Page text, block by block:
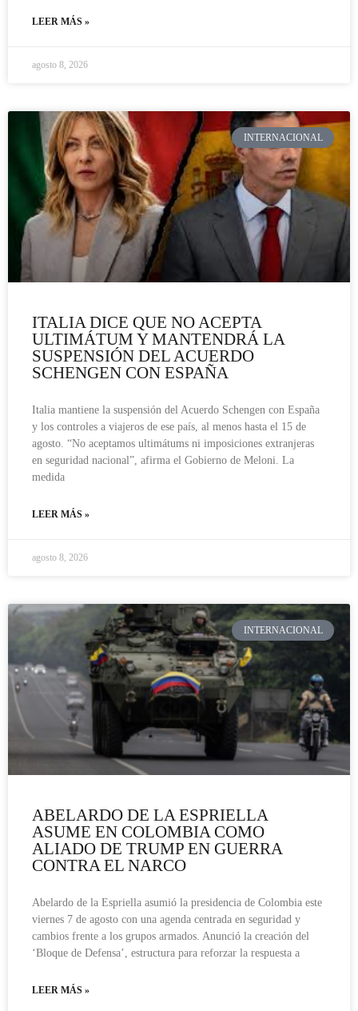
LEER MÁS »
agosto 8, 2026
INTERNACIONAL
ITALIA DICE QUE NO ACEPTA
ULTIMÁTUM Y MANTENDRÁ LA
SUSPENSIÓN DEL ACUERDO
SCHENGEN CON ESPAÑA
Italia mantiene la suspensión del Acuerdo Schengen con España
y los controles a viajeros de ese país, al menos hasta el 15 de
agosto. “No aceptamos ultimátums ni imposiciones extranjeras
en seguridad nacional”, afirma el Gobierno de Meloni. La
medida
LEER MÁS »
agosto 8, 2026
INTERNACIONAL
ABELARDO DE LA ESPRIELLA
ASUME EN COLOMBIA COMO
ALIADO DE TRUMP EN GUERRA
CONTRA EL NARCO
Abelardo de la Espriella asumió la presidencia de Colombia este
viernes 7 de agosto con una agenda centrada en seguridad y
cambios frente a los grupos armados. Anunció la creación del
‘Bloque de Defensa’, estructura para reforzar la respuesta a
LEER MÁS »